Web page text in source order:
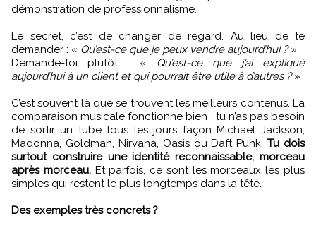
démonstration de professionnalisme.
Le secret, c’est de changer de regard. Au lieu de te
demander : « Qu’est-ce que je peux vendre aujourd’hui ?»
Demande-toi plutôt : « Qu’est-ce que j’ai expliqué
aujourd’hui à un client et qui pourrait être utile à d’autres ?»
C’est souvent là que se trouvent les meilleurs contenus. La
comparaison musicale fonctionne bien : tu n’as pas besoin
de sortir un tube tous les jours façon Michael Jackson,
Madonna, Goldman, Nirvana, Oasis ou Daft Punk.Tu dois
surtout construire une identité reconnaissable, morceau
après morceau.Et parfois, ce sont les morceaux les plus
simples qui restent le plus longtemps dans la tête.
Des exemples très concrets ?